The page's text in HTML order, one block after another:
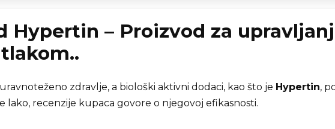
Hypertin – Proizvod za
zdravlje, a biološki aktivni dodaci, kao što je Hypertin,
lako, recenzije kupaca govore o njegovoj efikasnosti.